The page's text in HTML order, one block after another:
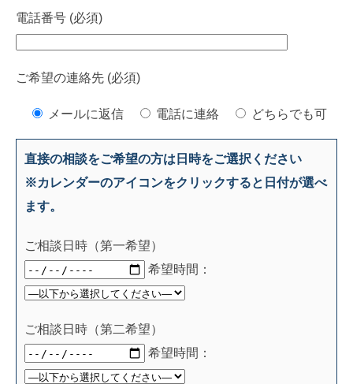
電話番号 (必須)
ご希望の連絡先 (必須)
メールに返信 電話に連絡 どちらでも可
直接の相談をご希望の方は日時をご選択ください
※カレンダーのアイコンをクリックすると日付が選べ
ます。
ご相談日時（第一希望）
希望時間：
ご相談日時（第二希望）
希望時間：